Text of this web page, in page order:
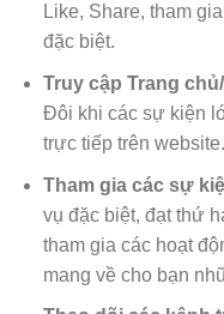
Like, Share, tham
đặc biệt.
Truy cập Trang
Đôi khi các sự kiện
trực tiếp trên website.
Tham gia các sự
vụ đặc biệt, đạt thứ
tham gia các hoạt
mang về cho bạn